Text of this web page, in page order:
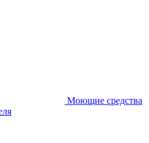
Моющие средства